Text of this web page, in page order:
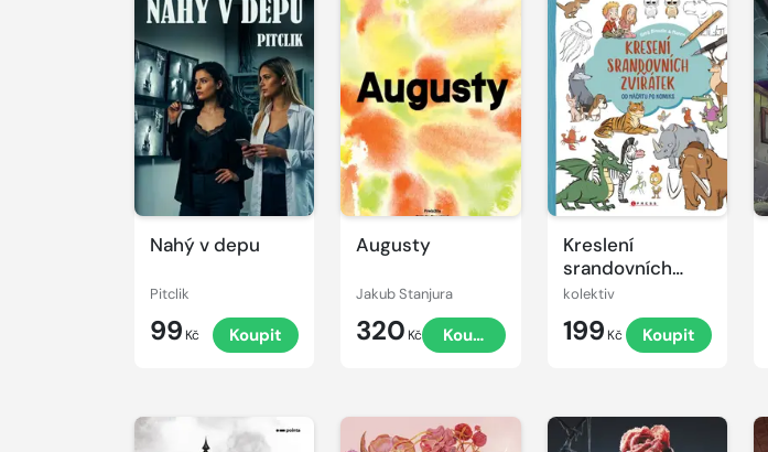
Nahý v depu
Pitclik
99 Kč Koupit
Augusty
Jakub Stanjura
320 Kč Koupit
Kreslení
srandovních
zvířátek
kolektiv
199 Kč Koupit